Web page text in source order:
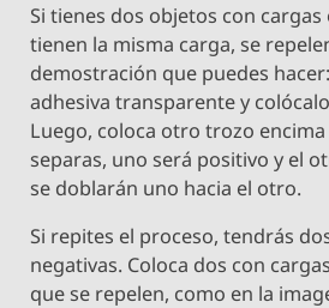
Si tienes dos objetos con cargas
tienen la misma carga, se
demostración que puedes
adhesiva transparente y
Luego, coloca otro trozo encima
separas, uno será positivo y el
se doblarán uno hacia el otro.
Si repites el proceso, tendrás
negativas. Coloca dos con
que se repelen, como en la